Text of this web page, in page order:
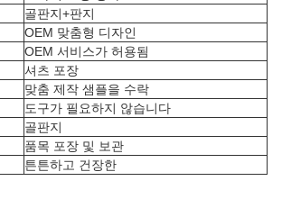
골판지+판지
OEM 맞춤형 디자인
OEM 서비스가 허용됨
셔츠 포장
맞춤 제작 샘플을 수락
도구가 필요하지 않습니다
골판지
품목 포장 및 보관
튼튼하고 건장한